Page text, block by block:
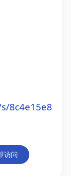
8c4e15e8
访问